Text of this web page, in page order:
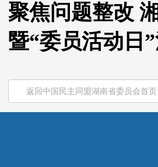
聚焦问题整改
暨“委员活动日
返回中国民主同盟湖南省委员会首页